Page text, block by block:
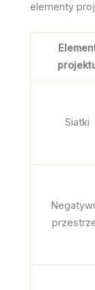
elementy
Siatki